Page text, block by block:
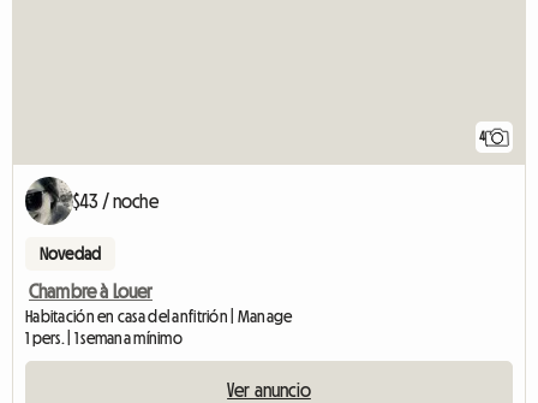
4
$43 / noche
Novedad
Chambre à Louer
Habitación en casa del anfitrión | Manage
1 pers. | 1 semana mínimo
Ver anuncio